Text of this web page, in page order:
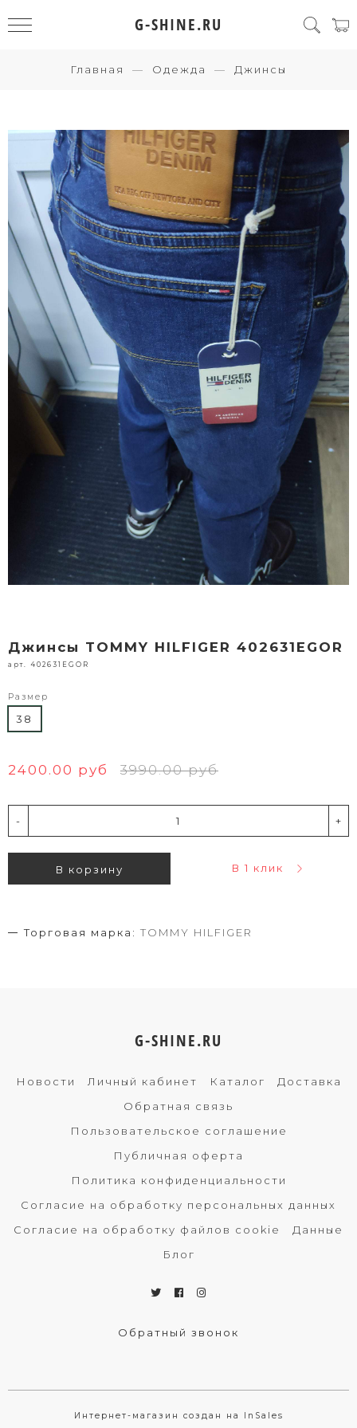
G-SHINE.RU
Главная Одежда Джинсы
Джинсы TOMMY HILFIGER 402631EGOR
арт. 402631EGOR
Размер
38
2400.00 руб 3990.00 руб
- +
В корзину В 1 клик
Торговая марка: TOMMY HILFIGER
G-SHINE.RU
Новости Личный кабинет Каталог
Доставка
Обратная связь
Пользовательское соглашение
Публичная оферта
Политика конфиденциальности
Согласие на обработку персональных данных
Согласие на обработку файлов cookie
Данные
Блог
Обратный звонок
Интернет-магазин создан на InSales